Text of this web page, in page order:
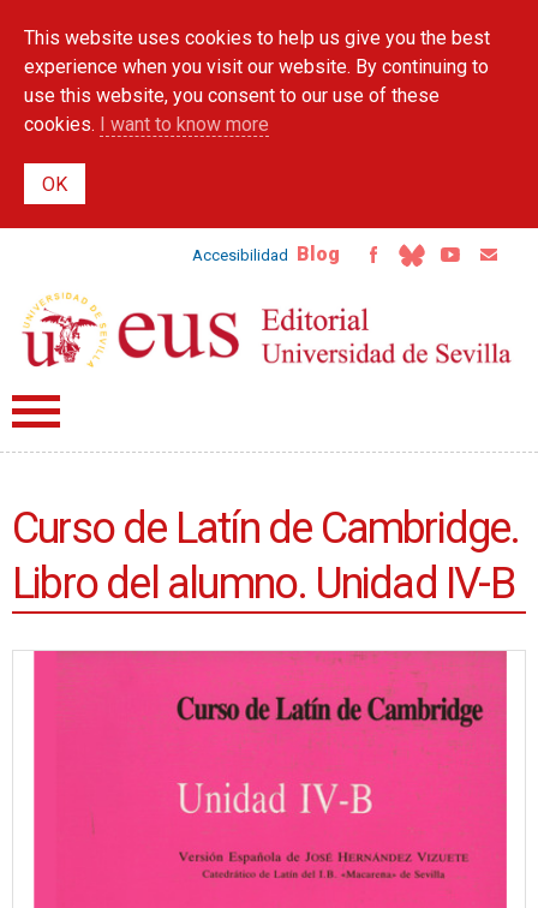
main
content
This website uses cookies to help us give you the best
experience when you visit our website. By continuing to
use this website, you consent to our use of these
cookies. I want to know more
Accesibilidad Blog
Curso de Latín de Cambridge.
Libro del alumno. Unidad IV-B